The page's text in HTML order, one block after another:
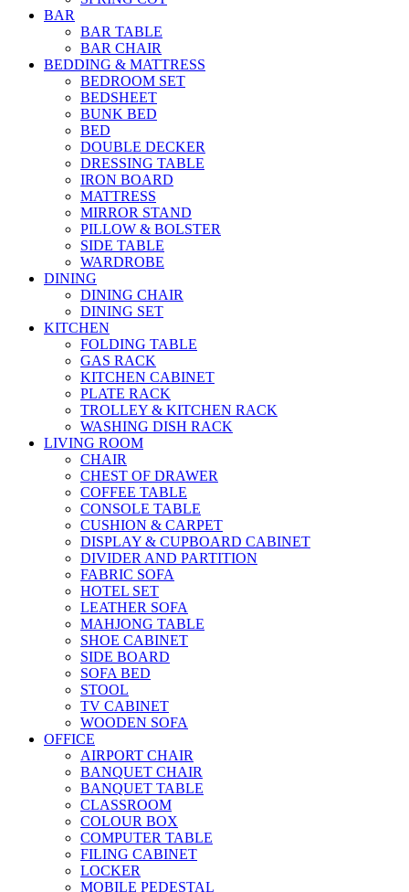
BAR
BAR TABLE
BAR CHAIR
BEDDING & MATTRESS
BEDROOM SET
BEDSHEET
BUNK BED
BED
DOUBLE DECKER
DRESSING TABLE
IRON BOARD
MATTRESS
MIRROR STAND
PILLOW & BOLSTER
SIDE TABLE
WARDROBE
DINING
DINING CHAIR
DINING SET
KITCHEN
FOLDING TABLE
GAS RACK
KITCHEN CABINET
PLATE RACK
TROLLEY & KITCHEN RACK
WASHING DISH RACK
LIVING ROOM
CHAIR
CHEST OF DRAWER
COFFEE TABLE
CONSOLE TABLE
CUSHION & CARPET
DISPLAY & CUPBOARD CABINET
DIVIDER AND PARTITION
FABRIC SOFA
HOTEL SET
LEATHER SOFA
MAHJONG TABLE
SHOE CABINET
SIDE BOARD
SOFA BED
STOOL
TV CABINET
WOODEN SOFA
OFFICE
AIRPORT CHAIR
BANQUET CHAIR
BANQUET TABLE
CLASSROOM
COLOUR BOX
COMPUTER TABLE
FILING CABINET
LOCKER
MOBILE PEDESTAL